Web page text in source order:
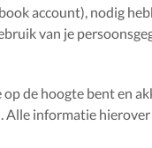
account), nodig
van je
de hoogte bent en
Alle informatie